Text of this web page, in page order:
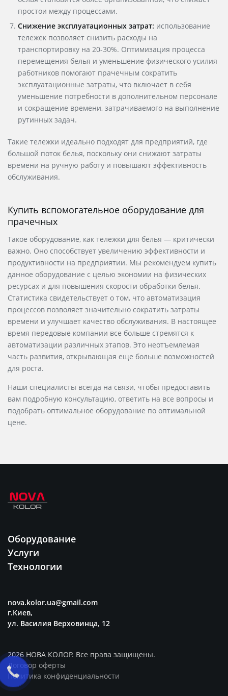
простои между процессами.
Снижение эксплуатационных затрат: использование
тележек позволяет снизить расходы на
транспортировку на 20-30%. Оптимизация процесса
перемещения белья и уменьшение физического усилия
работников помогают прачечным сократить
эксплуатационные затраты, что включает в себя
уменьшение потребности в дополнительном персонале
и сокращение времени, затрачиваемого на выполнение
рутинных задач.
Такие тележки идеально подходят для предприятий, где
большой поток белья, поскольку они снижают затраты
времени на ручную работу и повышают эффективность
обслуживания.
Купить вспомогательное оборудование для
прачечных
Такое оборудование, как тележки для белья — критически
важно. Оно способствует увеличению эффективности и
продуктивности на предприятии. Мы рекомендуем купить
данное оборудование с целью экономии на физических
ресурсах и для повышения скорости обработки белья.
Статистика свидетельствует о том, что автоматизация
процессов позволяет значительно сократить затраты
времени и улучшает качество обслуживания. В настоящее
время передовые компании все больше стремятся к
автоматизации различных этапов. Это неотъемлемая
часть развития, открывающая еще больше возможностей
для роста.
Наши специалисты всегда на связи, чтобы предоставить
вам подробную консультацию, ответить на все вопросы и
подобрать оптимальное оборудование по оптимальной
цене.
Оборудование
Услуги
Технологии
nova.kolor.ua@gmail.com
г.Киев,
ул. Василия Верховинца, 12
2026 НОВА КОЛОР. Все права защищены.
Договор оферты
Политика конфиденциальности